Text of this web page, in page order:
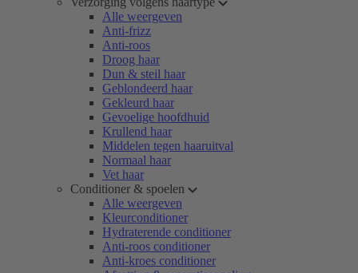
Alle weergeven
Anti-frizz
Anti-roos
Droog haar
Dun & steil haar
Geblondeerd haar
Gekleurd haar
Gevoelige hoofdhuid
Krullend haar
Middelen tegen haaruitval
Normaal haar
Vet haar
Conditioner & spoelen
Alle weergeven
Kleurconditioner
Hydraterende conditioner
Anti-roos conditioner
Anti-kroes conditioner